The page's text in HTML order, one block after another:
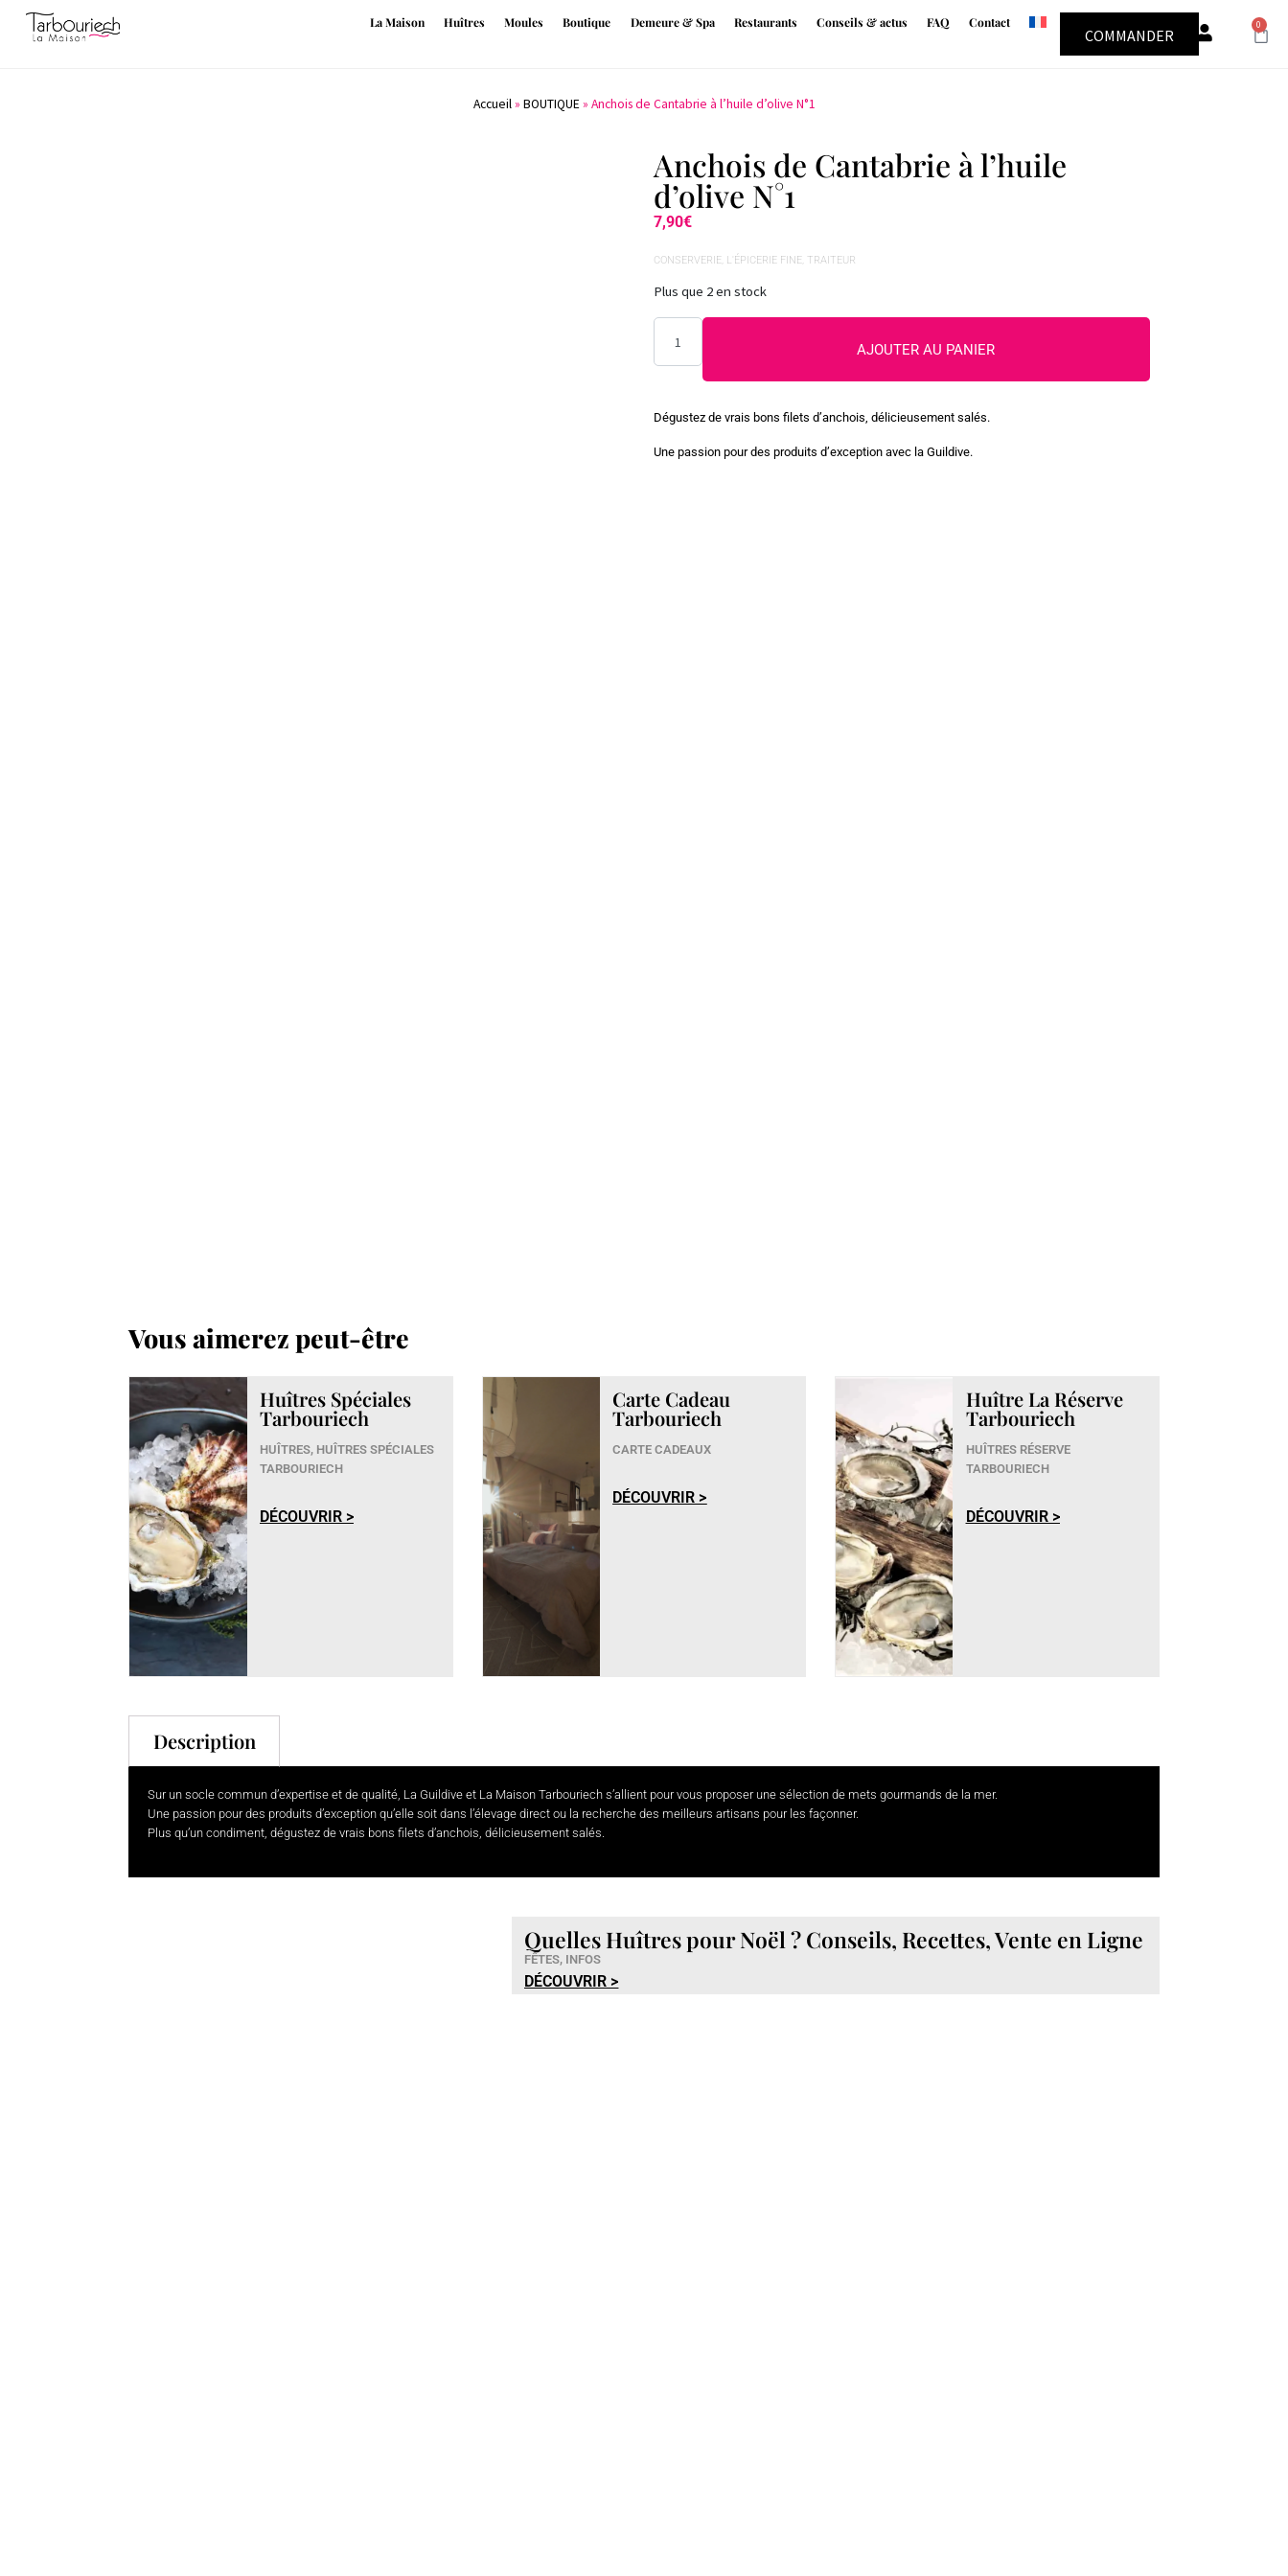
La Maison Huîtres Moules Boutique Demeure & Spa Restaurants Conseils & actus FAQ Contact
COMMANDER
0
Accueil» BOUTIQUE» Anchois de Cantabrie à l’huile d’olive N°1
Anchois de Cantabrie à l’huile
d’olive N°1
7,90€
CONSERVERIE L'ÉPICERIE FINE TRAITEUR
Plus que 2 en stock
AJOUTER AU PANIER
Dégustez de vrais bons filets d’anchois, délicieusement salés.
Une passion pour des produits d’exception avec la Guildive.
Vous aimerez peut-être
Huîtres Spéciales
Tarbouriech
HUÎTRES, HUÎTRES SPÉCIALES
TARBOURIECH
DÉCOUVRIR >
Carte Cadeau
Tarbouriech
CARTE CADEAUX
DÉCOUVRIR >
Huître La Réserve
Tarbouriech
HUÎTRES RÉSERVE
TARBOURIECH
DÉCOUVRIR >
Description
Sur un socle commun d’expertise et de qualité, La Guildive et La Maison Tarbouriech s’allient pour vous proposer une sélection de mets gourmands de la mer.
Une passion pour des produits d’exception qu’elle soit dans l’élevage direct ou la recherche des meilleurs artisans pour les façonner.
Plus qu’un condiment, dégustez de vrais bons filets d’anchois, délicieusement salés.
Quelles Huîtres pour Noël ? Conseils, Recettes, Vente en Ligne
FÊTES, INFOS
DÉCOUVRIR >